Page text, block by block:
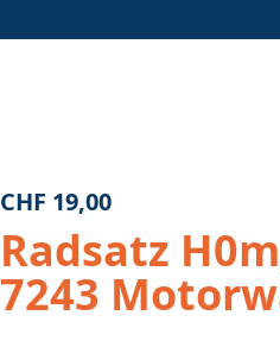
CHF 19,00
Radsatz
7243